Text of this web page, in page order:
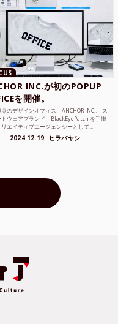
INC.が初のPOPUP
を開催。
のデザインオフィス、ANCHOR INC.。 ス
トウェアブランド、BlackEyePatch を手掛
エイティブエージェンシーとして...
2024.12.19 ヒラバヤシ